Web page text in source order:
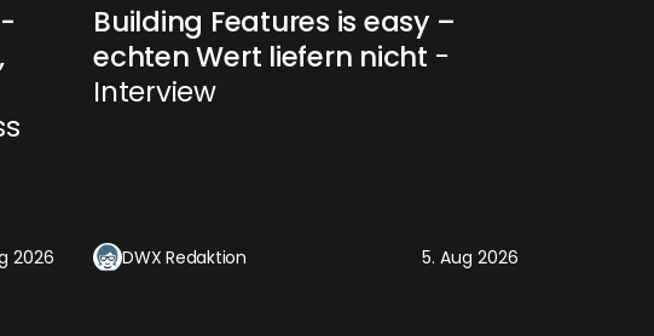
2026
Building Features is easy –
echten Wert liefern nicht -
Interview
DWX Redaktion 5. Aug 2026